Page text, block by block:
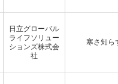
日立グローバル
ライフソリュー
ションズ株式会
社
寒さ知ら